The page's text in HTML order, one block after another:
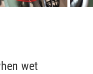
wet